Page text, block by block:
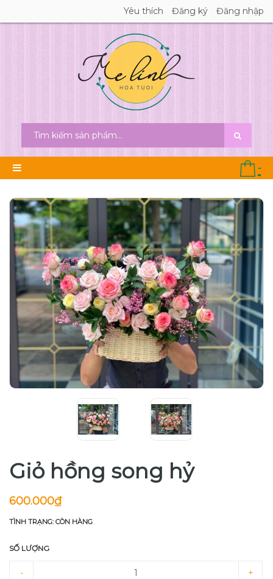
Yêu thích Đăng ký Đăng nhập
-
Giỏ hồng song hỷ
600.000₫
TÌNH TRẠNG: CÒN HÀNG
SỐ LƯỢNG
- +